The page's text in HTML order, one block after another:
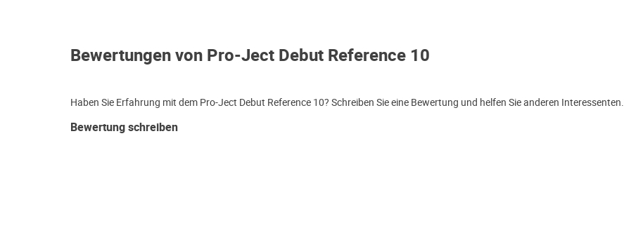
Bewertungen von Pro-Ject Debut Reference 10
Haben Sie Erfahrung mit dem Pro-Ject Debut Reference 10? Schreiben Sie eine Bewertung und helfen Sie anderen Interessenten.
Bewertung schreiben